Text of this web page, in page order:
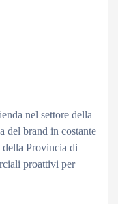
nel settore della
del brand in costante
della Provincia di
proattivi per